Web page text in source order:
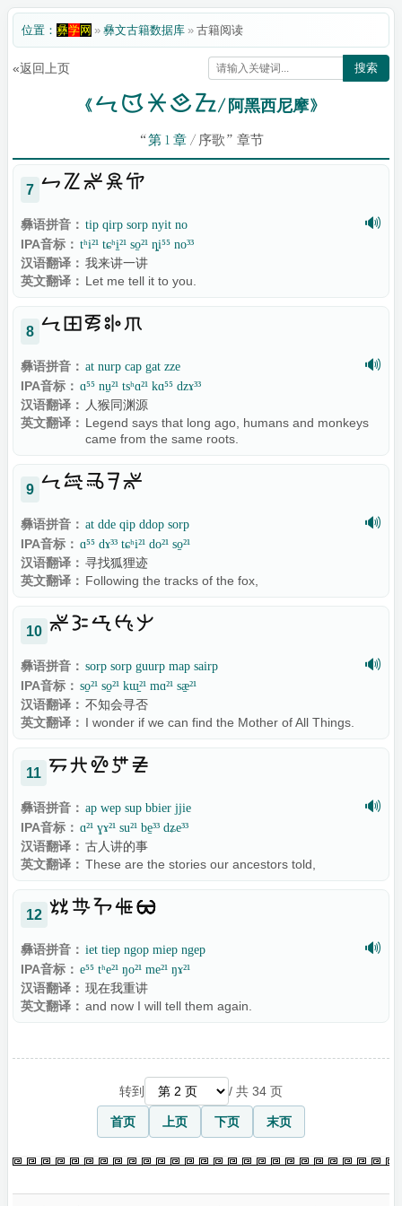
位置： 彝学网 » 彝文古籍数据库 » 古籍阅读
«返回上页 搜索
《 / 阿黑西尼摩》
“ 第 1 章/ 序歌” 章节
7 
彝语拼音： tip qirp sorp nyit no 🔊
IPA音标： tʰi²¹ tɕʰi̠²¹ so̠²¹ ȵi⁵⁵ no³³
汉语翻译： 我来讲一讲
英文翻译： Let me tell it to you.
8 
彝语拼音： at nurp cap gat zze 🔊
IPA音标： ɑ⁵⁵ nu̠²¹ tsʰɑ²¹ kɑ⁵⁵ dzɤ³³
汉语翻译：
人猴同渊源
英文翻译： Legend says that long ago, humans and monkeys
came from the same roots.
9 
彝语拼音： at dde qip ddop sorp 🔊
IPA音标： ɑ⁵⁵ dɤ³³ tɕʰi²¹ do²¹ so̠²¹
汉语翻译： 寻找狐狸迹
英文翻译： Following the tracks of the fox,
10 
彝语拼音： sorp sorp guurp map sairp 🔊
IPA音标： so̠²¹ so̠²¹ kɯ̠²¹ mɑ²¹ sæ̠²¹
汉语翻译： 不知会寻否
英文翻译： I wonder if we can find the Mother of All Things.
11 
彝语拼音： ap wep sup bbier jjie 🔊
IPA音标： ɑ²¹ ɣɤ²¹ su²¹ be̠³³ dʑe³³
汉语翻译： 古人讲的事
英文翻译： These are the stories our ancestors told,
12 
彝语拼音： iet tiep ngop miep ngep 🔊
IPA音标： e⁵⁵ tʰe²¹ ŋo²¹ me²¹ ŋɤ²¹
汉语翻译： 现在我重讲
英文翻译： and now I will tell them again.
转到 / 共 34 页
首页 上页 下页 末页